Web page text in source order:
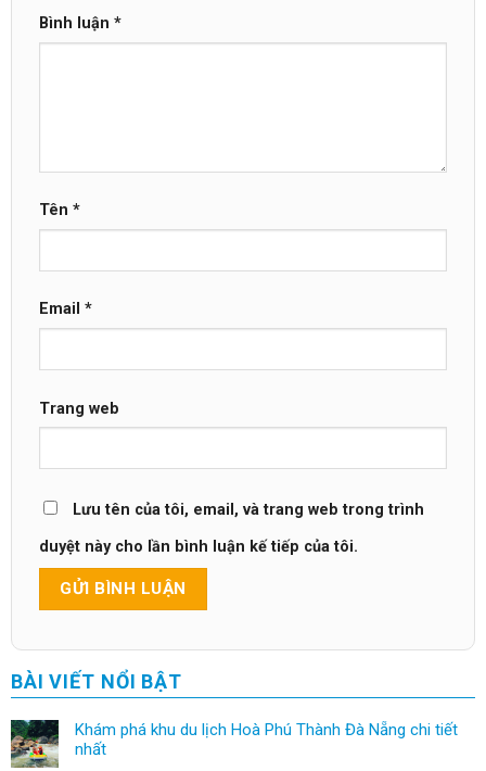
Bình luận *
Tên *
Email *
Trang web
Lưu tên của tôi, email, và trang web trong trình
duyệt này cho lần bình luận kế tiếp của tôi.
BÀI VIẾT NỔI BẬT
Khám phá khu du lịch Hoà Phú Thành Đà Nẵng chi tiết
nhất